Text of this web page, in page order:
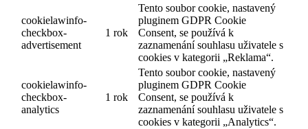
cookielawinfo-
checkbox-
advertisement
1 rok
Tento soubor cookie, nastavený
pluginem GDPR Cookie
Consent, se používá k
zaznamenání souhlasu uživatele s
cookies v kategorii „Reklama“.
cookielawinfo-
checkbox-
analytics
1 rok
Tento soubor cookie, nastavený
pluginem GDPR Cookie
Consent, se používá k
zaznamenání souhlasu uživatele s
cookies v kategorii „Analytics“.